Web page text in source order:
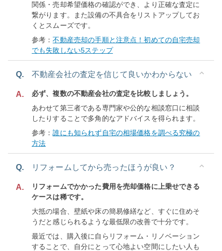
関係・売却希望価格の確認ができ、より正確な査定に
繋がります。また設備の不具合をリストアップしてお
くとスムーズです。
参考：不動産売却の手順と注意点！初めての自宅売却
でも失敗しない5ステップ
Q. 不動産会社の査定を信じて良いかわからない
A.
必ず、複数の不動産会社の査定を比較しましょう。
あわせて第三者である専門家や公的な相談窓口に相談
したりすることで多角的なアドバイスを得られます。
参考：誰にも知られず自宅の相場価格を調べる究極の
方法
Q. リフォームしてから売ったほうが良い？
A.
リフォームでかかった費用を売却価格に上乗せできる
ケースは稀です。
大抵の場合、壁紙や床の簡易修繕など、すぐに住めそ
うだと感じられるような最低限の改善で十分です。
最近では、購入後に自らリフォーム・リノベーション
することで、自分にとって心地よい空間にしたい人も